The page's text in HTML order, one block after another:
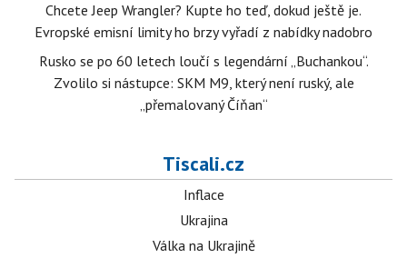
Chcete Jeep Wrangler? Kupte ho teď, dokud ještě je.
Evropské emisní limity ho brzy vyřadí z nabídky nadobro
Rusko se po 60 letech loučí s legendární „Buchankou“.
Zvolilo si nástupce: SKM M9, který není ruský, ale
„přemalovaný Číňan“
Tiscali.cz
Inflace
Ukrajina
Válka na Ukrajině